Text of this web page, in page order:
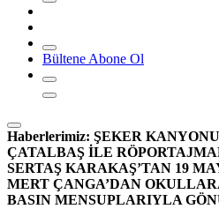
Bültene Abone Ol
Haberlerimiz: ŞEKER
ÇATALBAŞ İLE RÖPORTAJ
SERTAŞ KARAKAŞ’TAN 19
MERT ÇANGA’DAN
BASIN MENSUPLARIYLA